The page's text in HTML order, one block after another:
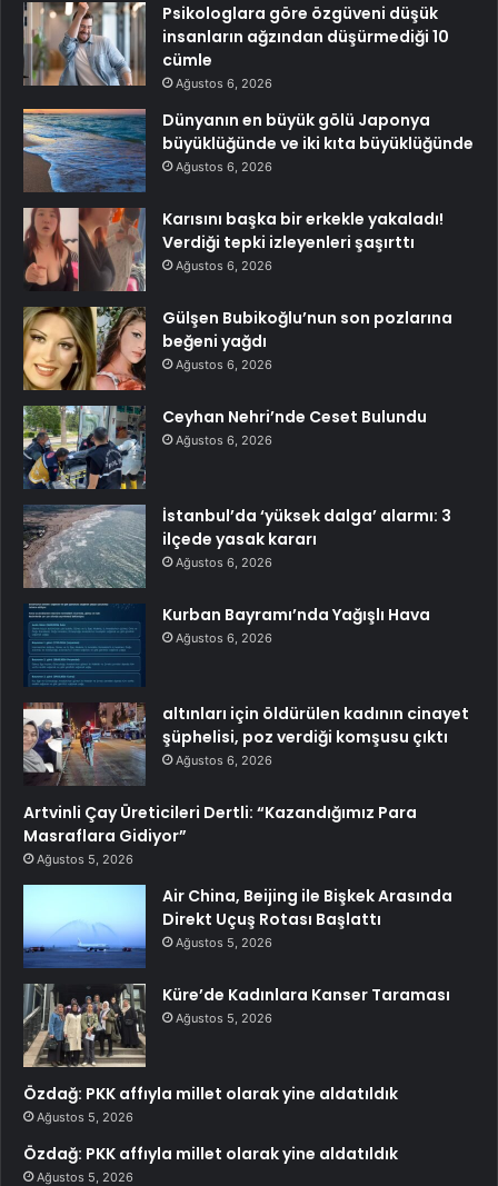
Psikologlara göre özgüveni düşük
insanların ağzından düşürmediği 10
cümle
Ağustos 6, 2026
Dünyanın en büyük gölü Japonya
büyüklüğünde ve iki kıta büyüklüğünde
Ağustos 6, 2026
Karısını başka bir erkekle yakaladı!
Verdiği tepki izleyenleri şaşırttı
Ağustos 6, 2026
Gülşen Bubikoğlu’nun son pozlarına
beğeni yağdı
Ağustos 6, 2026
Ceyhan Nehri’nde Ceset Bulundu
Ağustos 6, 2026
İstanbul’da ‘yüksek dalga’ alarmı: 3
ilçede yasak kararı
Ağustos 6, 2026
Kurban Bayramı’nda Yağışlı Hava
Ağustos 6, 2026
altınları için öldürülen kadının cinayet
şüphelisi, poz verdiği komşusu çıktı
Ağustos 6, 2026
Artvinli Çay Üreticileri Dertli: “Kazandığımız Para
Masraflara Gidiyor”
Ağustos 5, 2026
Air China, Beijing ile Bişkek Arasında
Direkt Uçuş Rotası Başlattı
Ağustos 5, 2026
Küre’de Kadınlara Kanser Taraması
Ağustos 5, 2026
Özdağ: PKK affıyla millet olarak yine aldatıldık
Ağustos 5, 2026
Özdağ: PKK affıyla millet olarak yine aldatıldık
Ağustos 5, 2026